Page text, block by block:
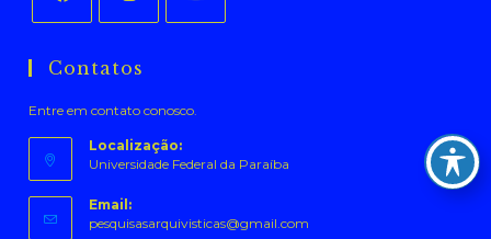
em
nova
aba
em
nova
aba
nova
aba
Contatos
Entre em contato conosco.
Localização:
Universidade Federal da Paraíba
Email:
pesquisasarquivisticas@gmail.com